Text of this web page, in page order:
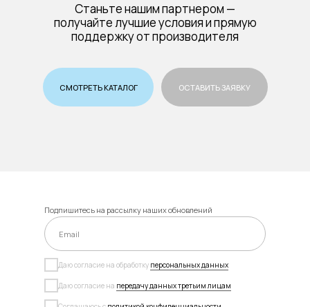
СМОТРЕТЬ КАТАЛОГ ОСТАВИТЬ ЗАЯВКУ
Станьте нашим партнером —
получайте лучшие условия и прямую
поддержку от производителя
Даю согласие на обработку персональных данных
Даю согласие на передачу данных третьим лицам
Подпишитесь на рассылку наших обновлений